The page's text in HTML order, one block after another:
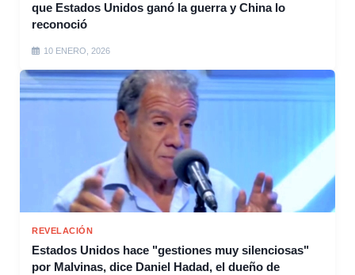
que Estados Unidos ganó la guerra y China lo
reconoció
10 ENERO, 2026
REVELACIÓN
Estados Unidos hace "gestiones muy silenciosas"
por Malvinas, dice Daniel Hadad, el dueño de